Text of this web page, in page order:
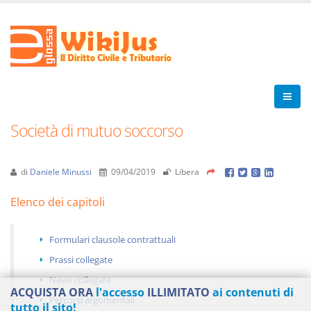
Società di mutuo soccorso
di Daniele Minussi 09/04/2019 Libera
Elenco dei capitoli
Formulari clausole contrattuali
Prassi collegate
News collegate
Percorsi argomentali
ACQUISTA ORA l'accesso ILLIMITATO ai contenuti di
tutto il sito!